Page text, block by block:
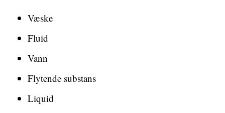
Væske
Fluid
Vann
Flytende substans
Liquid